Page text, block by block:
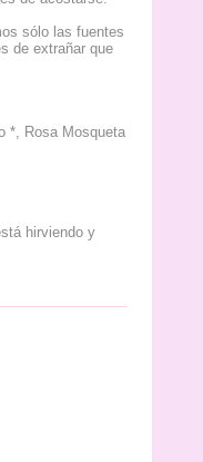
sólo las fuentes
de extrañar que
*, Rosa Mosqueta
hirviendo y